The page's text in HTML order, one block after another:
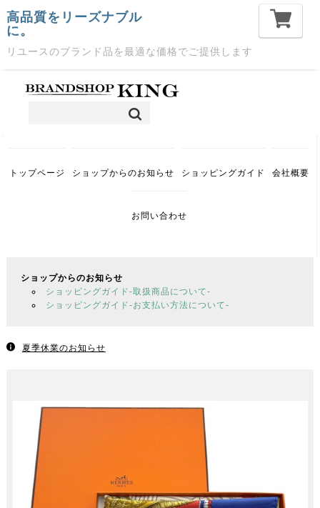
高品質をリーズナブル
に。
リユースのブランド品を最適な価格でご提供します
トップページ ショップからのお知らせ ショッピングガイド 会社概要
お問い合わせ
ショップからのお知らせ
ショッピングガイド-取扱商品について-
ショッピングガイド-お支払い方法について-
夏季休業のお知らせ